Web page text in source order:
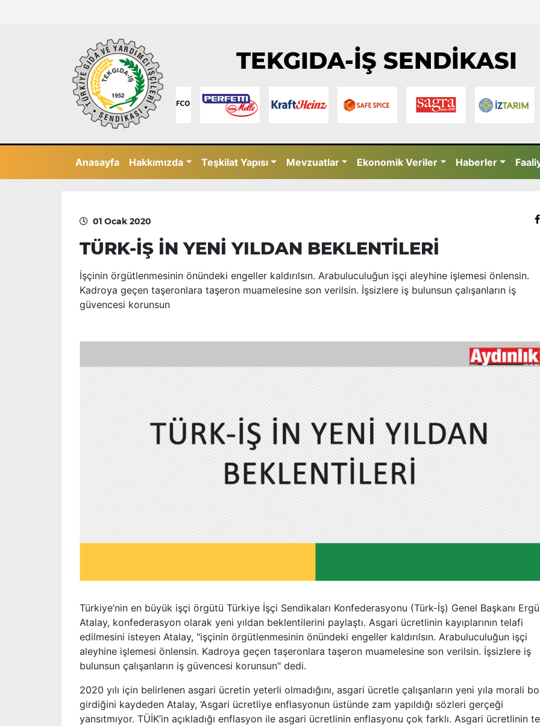
TEKGIDA-İŞ SENDİKASI
Anasayfa Hakkımızda Teşkilat Yapısı Mevzuatlar Ekonomik Veriler Haberler
01 Ocak 2020
TÜRK-İŞ İN YENİ YILDAN BEKLENTİLERİ
İşçinin örgütlenmesinin önündeki engeller kaldırılsın. Arabuluculuğun işçi aleyhine işlemesi önlensin.
Kadroya geçen taşeronlara taşeron muamelesine son verilsin. İşsizlere iş bulunsun çalışanların iş
güvencesi korunsun
Türkiye’nin en büyük işçi örgütü Türkiye İşçi Sendikaları Konfederasyonu (Türk-İş) Genel Başkanı
Atalay, konfederasyon olarak yeni yıldan beklentilerini paylaştı. Asgari ücretlinin kayıplarının telafi
edilmesini isteyen Atalay, "işçinin örgütlenmesinin önündeki engeller kaldırılsın. Arabuluculuğun işçi
aleyhine işlemesi önlensin. Kadroya geçen taşeronlara taşeron muamelesine son verilsin. İşsizlere iş
bulunsun çalışanların iş güvencesi korunsun" dedi.
2020 yılı için belirlenen asgari ücretin yeterli olmadığını, asgari ücretle çalışanların yeni yıla morali
girdiğini kaydeden Atalay, ‘Asgari ücretliye enflasyonun üstünde zam yapıldığı sözleri gerçeği
yansıtmıyor. TÜİK’in açıkladığı enflasyon ile asgari ücretlinin enflasyonu çok farklı. Asgari ücretlinin